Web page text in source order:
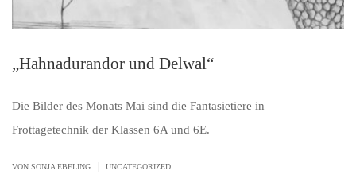
„Hahnadurandor und Delwal“
Die Bilder des Monats Mai sind die Fantasietiere in
Frottagetechnik der Klassen 6A und 6E.
VON SONJA EBELING UNCATEGORIZED